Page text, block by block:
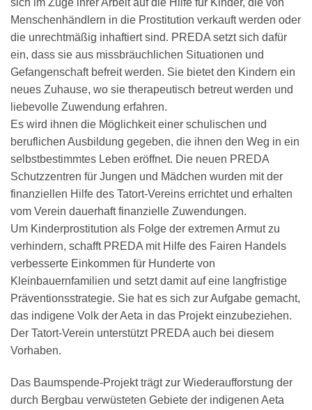
sich im Zuge ihrer Arbeit auf die Hilfe für Kinder, die von
Menschenhändlern in die Prostitution verkauft werden oder
die unrechtmäßig inhaftiert sind. PREDA setzt sich dafür
ein, dass sie aus missbräuchlichen Situationen und
Gefangenschaft befreit werden. Sie bietet den Kindern ein
neues Zuhause, wo sie therapeutisch betreut werden und
liebevolle Zuwendung erfahren.
Es wird ihnen die Möglichkeit einer schulischen und
beruflichen Ausbildung gegeben, die ihnen den Weg in ein
selbstbestimmtes Leben eröffnet. Die neuen PREDA
Schutzzentren für Jungen und Mädchen wurden mit der
finanziellen Hilfe des Tatort-Vereins errichtet und erhalten
vom Verein dauerhaft finanzielle Zuwendungen.
Um Kinderprostitution als Folge der extremen Armut zu
verhindern, schafft PREDA mit Hilfe des Fairen Handels
verbesserte Einkommen für Hunderte von
Kleinbauernfamilien und setzt damit auf eine langfristige
Präventionsstrategie. Sie hat es sich zur Aufgabe gemacht,
das indigene Volk der Aeta in das Projekt einzubeziehen.
Der Tatort-Verein unterstützt PREDA auch bei diesem
Vorhaben.
Das Baumspende-Projekt trägt zur Wiederaufforstung der
durch Bergbau verwüsteten Gebiete der indigenen Aeta